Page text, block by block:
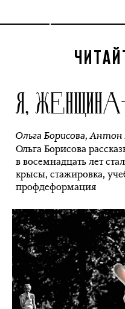
Я,
Ольга Борисова,Антон
Ольга Борисова
в восемнадцать лет
крысы, стажировка,
профдеформация